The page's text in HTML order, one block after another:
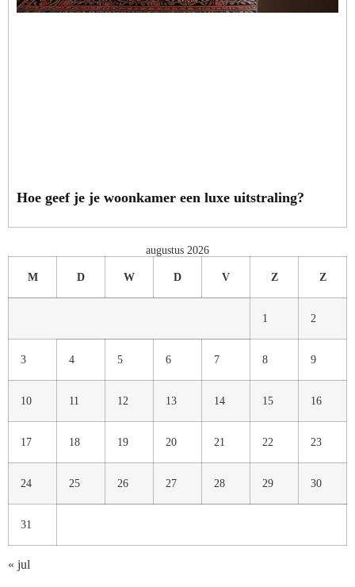
Hoe geef je je woonkamer een luxe uitstraling?
augustus 2026
M D W D V Z Z
1 2
3 4 5 6 7 8 9
10 11 12 13 14 15 16
17 18 19 20 21 22 23
24 25 26 27 28 29 30
31
« jul